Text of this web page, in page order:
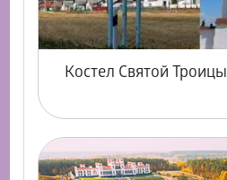
Костел Святой Троицы